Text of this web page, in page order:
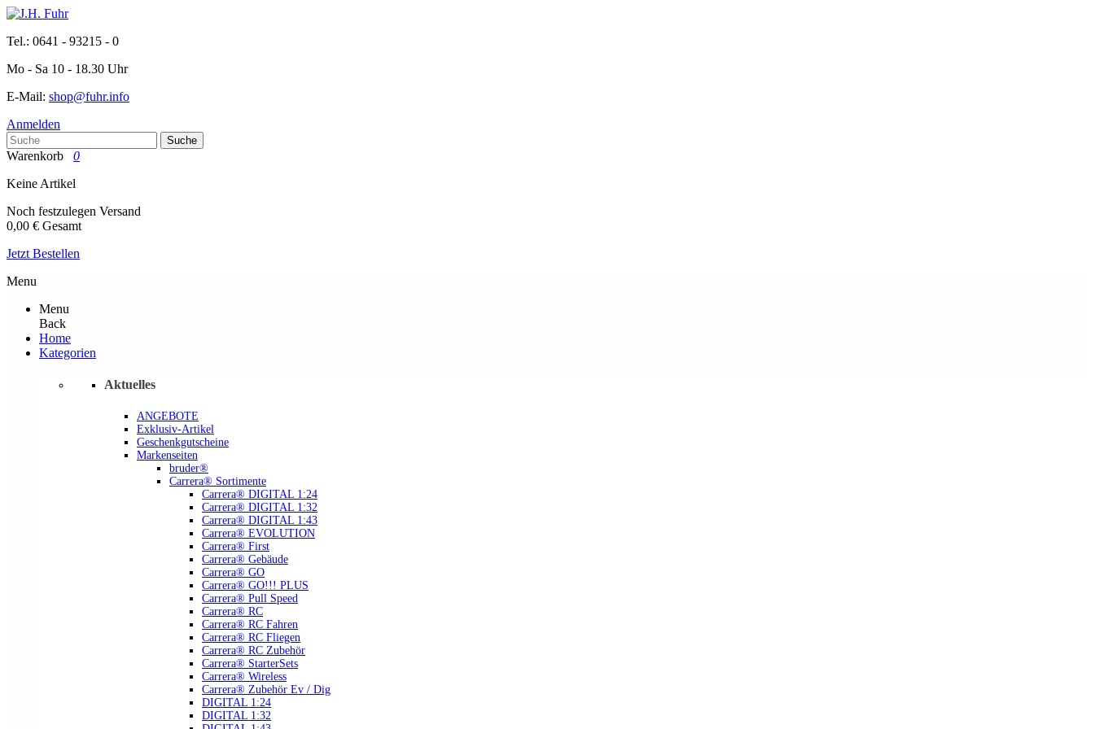
Tel.: 0641 - 93215 - 0
Mo - Sa 10 - 18.30 Uhr
E-Mail: shop@fuhr.info
Anmelden
Suche
Warenkorb
0
Keine Artikel
Noch festzulegen Versand
0,00 € Gesamt
Jetzt Bestellen
Menu
Menu
Back
Home
Kategorien
Aktuelles
ANGEBOTE
Exklusiv-Artikel
Geschenkgutscheine
Markenseiten
bruder®
Carrera® Sortimente
Carrera® DIGITAL 1:24
Carrera® DIGITAL 1:32
Carrera® DIGITAL 1:43
Carrera® EVOLUTION
Carrera® First
Carrera® Gebäude
Carrera® GO
Carrera® GO!!! PLUS
Carrera® Pull Speed
Carrera® RC
Carrera® RC Fahren
Carrera® RC Fliegen
Carrera® RC Zubehör
Carrera® StarterSets
Carrera® Wireless
Carrera® Zubehör Ev / Dig
DIGITAL 1:24
DIGITAL 1:32